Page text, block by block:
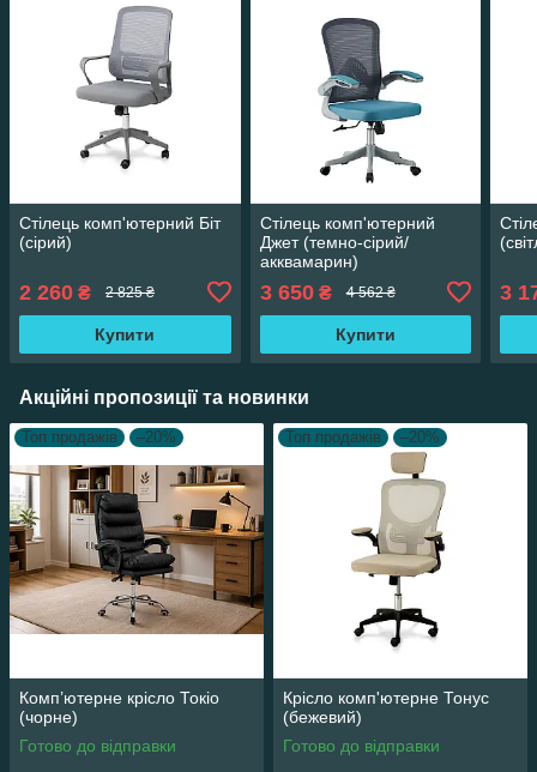
Стілець комп'ютерний Біт
(сірий)
2 260 ₴ 2 825 ₴
Купити
Стілець комп'ютерний
Джет (темно-сірий/
акквамарин)
3 650₴ 4 562 ₴
Купити
3
Акційні пропозиції та новинки
Топ продажів –20%
Комп’ютерне крісло Токіо
(чорне)
Готово до відправки
Топ продажів –20%
Крісло комп'ютерне Тонус
(бежевий)
Готово до відправки